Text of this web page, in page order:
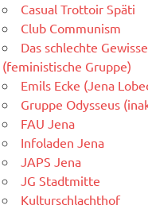
Casual Trottoir Späti
Club Communism
Das schlechte
(feministische Gruppe)
Emils Ecke (Jena
Gruppe Odysseus
FAU Jena
Infoladen Jena
JAPS Jena
JG Stadtmitte
Kulturschlachthof